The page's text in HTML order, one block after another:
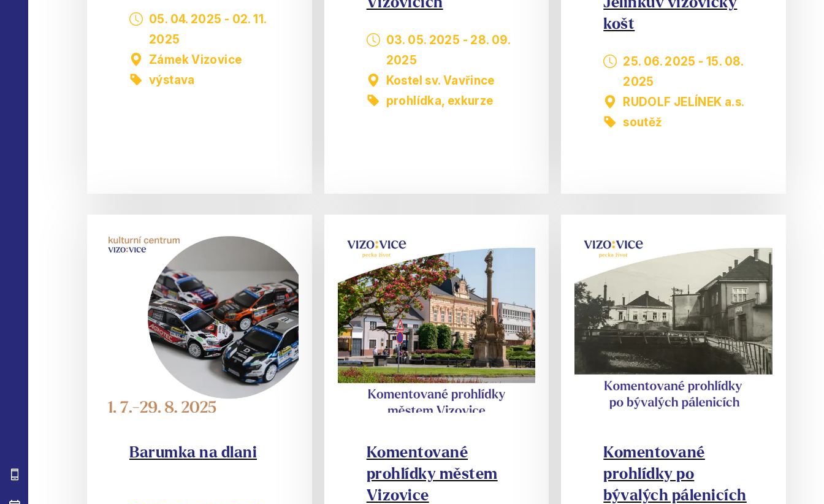
05. 04. 2025 - 02. 11.
2025
Zámek Vizovice
výstava
03. 05. 2025 - 28. 09.
2025
Kostel sv. Vavřince
prohlídka, exkurze
košt
25. 06. 2025 -15. 08.
2025
RUDOLF JELÍNEK a.s.
soutěž
Barumka na dlani
Komentované
prohlídky městem
Vizovice
Komentované
prohlídky po
bývalých pálenicích